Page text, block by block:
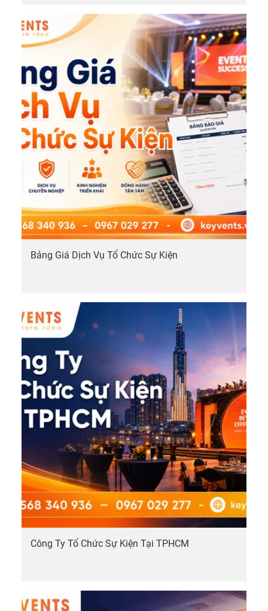
Bảng Giá Dịch Vụ Tổ Chức Sự Kiện
Công Ty Tổ Chức Sự Kiện Tại TPHCM